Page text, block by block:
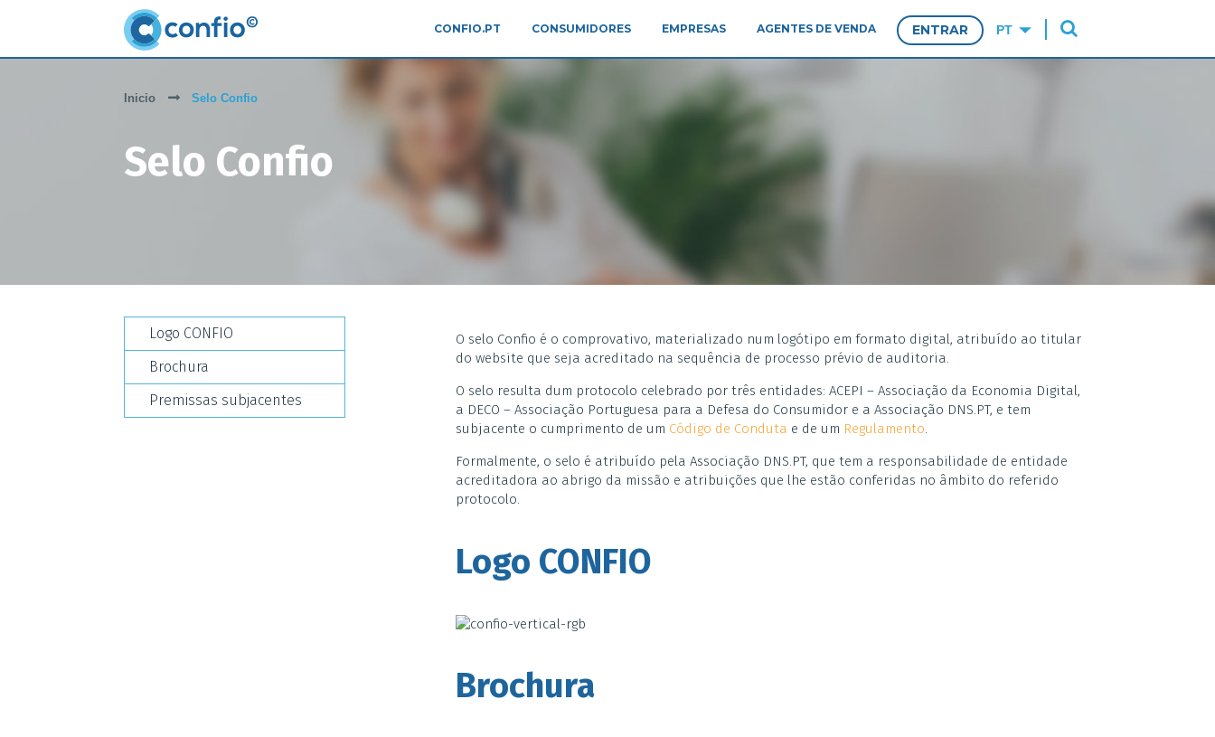
CONFIO.PT CONSUMIDORES EMPRESAS AGENTES DE VENDA ENTRAR
Inicio Selo Confio
Selo Confio
Logo CONFIO
Brochura
Premissas subjacentes
O selo Confio é o comprovativo, materializado num logótipo em formato digital, atribuído ao titular
do website que seja acreditado na sequência de processo prévio de auditoria.
O selo resulta dum protocolo celebrado por três entidades: ACEPI – Associação da Economia Digital,
a DECO – Associação Portuguesa para a Defesa do Consumidor e a Associação DNS.PT, e tem
subjacente o cumprimento de um Código de Conduta e de um Regulamento.
Formalmente, o selo é atribuído pela Associação DNS.PT, que tem a responsabilidade de entidade
acreditadora ao abrigo da missão e atribuições que lhe estão conferidas no âmbito do referido
protocolo.
Logo CONFIO
Brochura